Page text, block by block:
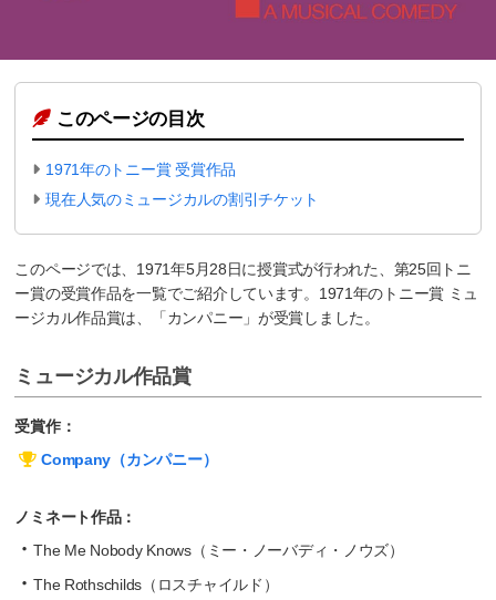
このページの目次
1971年のトニー賞 受賞作品
現在人気のミュージカルの割引チケット
このページでは、1971年5月28日に授賞式が行われた、第25回トニ
ー賞の受賞作品を一覧でご紹介しています。1971年のトニー賞 ミュ
ージカル作品賞は、「カンパニー」が受賞しました。
ミュージカル作品賞
受賞作：
Company（カンパニー）
ノミネート作品：
The Me Nobody Knows（ミー・ノーバディ・ノウズ）
The Rothschilds（ロスチャイルド）